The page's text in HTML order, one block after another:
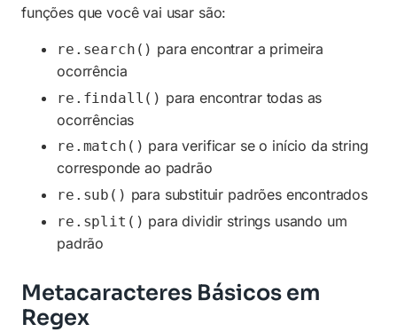
funções que você vai usar são:
re.search() para encontrar a primeira
ocorrência
re.findall() para encontrar todas as
ocorrências
re.match() para verificar se o início da string
corresponde ao padrão
re.sub() para substituir padrões encontrados
re.split() para dividir strings usando um
padrão
Metacaracteres Básicos em
Regex